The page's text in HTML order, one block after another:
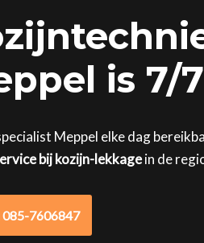
is 7/
Meppel elke dag
bij kozijn-lekkagein de
085-7606847